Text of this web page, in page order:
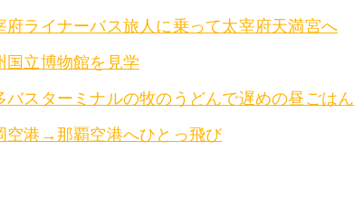
府ライナーバス旅人に乗って太宰府天満宮へ
国立博物館を見学
バスターミナルの牧のうどんで遅めの昼ごはん
空港→那覇空港へひとっ飛び